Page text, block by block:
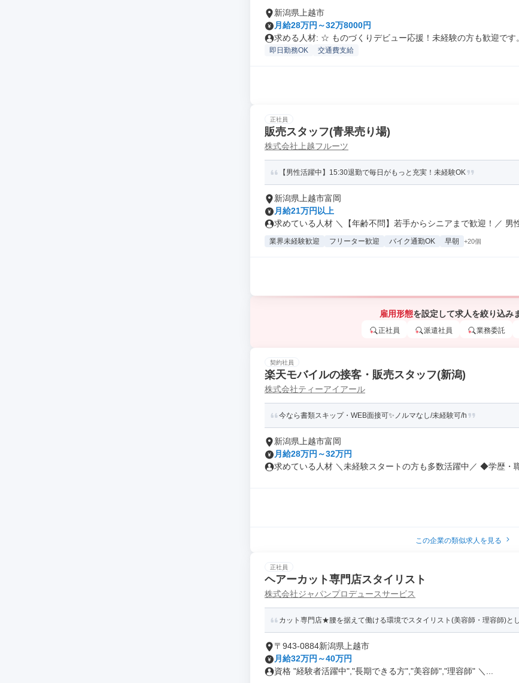
新潟県上越市
月給28万円～32万8000円
求める人材: ☆ ものづくりデビュー応援！未経験の方も歓迎です
即日勤務OK 交通費支給
正社員
販売スタッフ(青果売り場)
株式会社上越フルーツ
【男性活躍中】15:30退勤で毎日がもっと充実！未経験OK
新潟県上越市富岡
月給21万円以上
求めている人材 ＼【年齢不問】若手からシニアまで歓迎！／ 男
業界未経験歓迎 フリーター歓迎 バイク通勤OK 早朝 +20個
雇用形態を設定して求人を絞り込み
正社員 派遣社員 業務委託
契約社員
楽天モバイルの接客・販売スタッフ(新潟)
株式会社ティーアイアール
今なら書類スキップ・WEB面接可✨️ノルマなし/未経験可/h
新潟県上越市富岡
月給28万円～32万円
求めている人材 ＼未経験スタートの方も多数活躍中／ ◆学歴・
この企業の類似求人を見る
正社員
ヘアーカット専門店スタイリスト
株式会社ジャパンプロデュースサービス
カット専門店★腰を据えて働ける環境でスタイリスト(美容師・理容師)と
〒943-0884新潟県上越市
月給32万円～40万円
資格 "経験者活躍中","長期できる方","美容師","理容師" ＼...